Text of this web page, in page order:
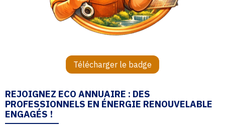
Télécharger le badge
REJOIGNEZ ECO ANNUAIRE : DES
PROFESSIONNELS EN ÉNERGIE RENOUVELABLE
ENGAGÉS !